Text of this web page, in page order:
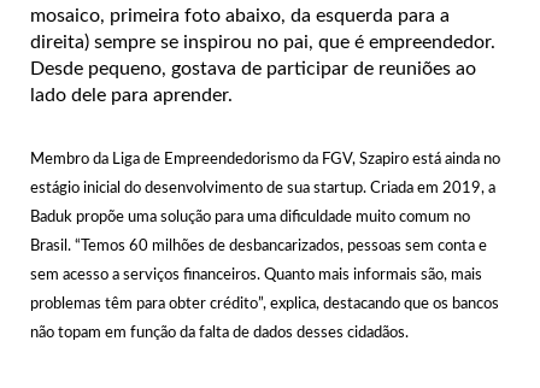
mosaico, primeira foto abaixo, da esquerda para a
direita) sempre se inspirou no pai, que é empreendedor.
Desde pequeno, gostava de participar de reuniões ao
lado dele para aprender.
Membro da Liga de Empreendedorismo da FGV, Szapiro está ainda no
estágio inicial do desenvolvimento de sua startup. Criada em 2019, a
Baduk propõe uma solução para uma dificuldade muito comum no
Brasil. “Temos 60 milhões de desbancarizados, pessoas sem conta e
sem acesso a serviços financeiros. Quanto mais informais são, mais
problemas têm para obter crédito”, explica, destacando que os bancos
não topam em função da falta de dados desses cidadãos.